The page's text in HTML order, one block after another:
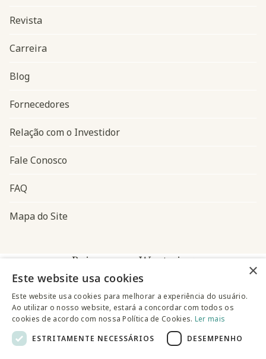
Navegação do rodapé
Revista
Carreira
Blog
Fornecedores
Relação com o Investidor
Fale Conosco
FAQ
Mapa do Site
Baixe o app Westwing
×
Este website usa cookies
Este website usa cookies para melhorar a experiência do usuário.
Ao utilizar o nosso website, estará a concordar com todos os
cookies de acordo com nossa Política de Cookies. Ler mais
ESTRITAMENTE NECESSÁRIOS
DESEMPENHO